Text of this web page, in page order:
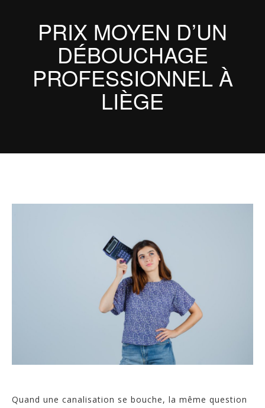
PRIX MOYEN D’UN
DÉBOUCHAGE
PROFESSIONNEL À
LIÈGE
Quand une canalisation se bouche, la même question